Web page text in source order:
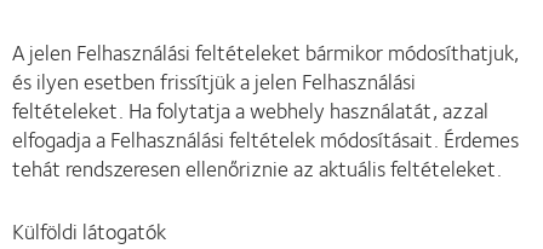
A jelen Felhasználási feltételeket bármikor módosíthatjuk,
és ilyen esetben frissítjük a jelen Felhasználási
feltételeket. Ha folytatja a webhely használatát, azzal
elfogadja a Felhasználási feltételek módosításait. Érdemes
tehát rendszeresen ellenőriznie az aktuális feltételeket.
Külföldi látogatók